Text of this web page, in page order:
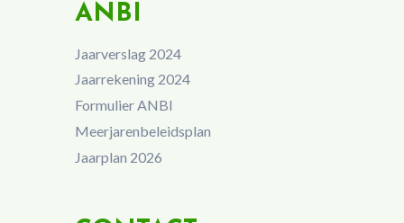
ANBI
Jaarverslag 2024
Jaarrekening 2024
Formulier ANBI
Meerjarenbeleidsplan
Jaarplan 2026